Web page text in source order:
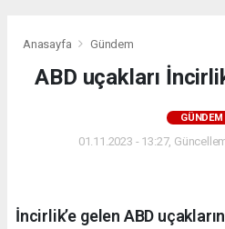
Anasayfa Gündem
ABD uçakları
GÜNDEM
01.11.2023 - 13:27,
İncirlik’e gelen ABD